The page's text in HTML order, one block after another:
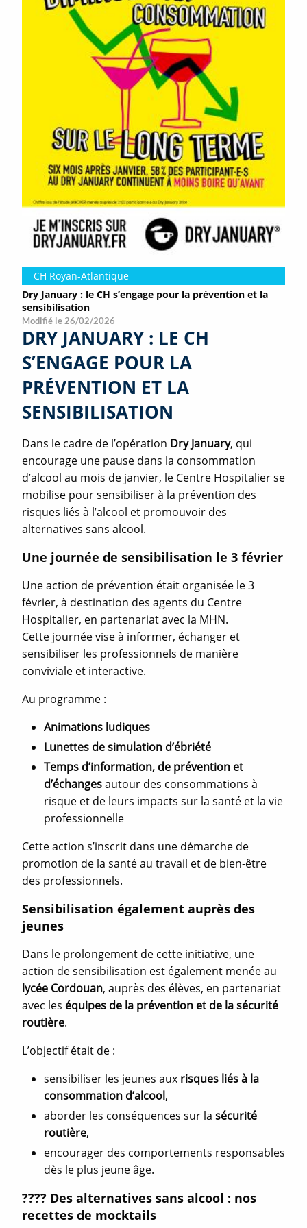
CH Royan-Atlantique
Dry January : le CH s’engage pour la prévention et la
sensibilisation
Modifié le 26/02/2026
DRY JANUARY : LE CH
S’ENGAGE POUR LA
PRÉVENTION ET LA
SENSIBILISATION
Dans le cadre de l’opération Dry January, qui
encourage une pause dans la consommation
d’alcool au mois de janvier, le Centre Hospitalier se
mobilise pour sensibiliser à la prévention des
risques liés à l’alcool et promouvoir des
alternatives sans alcool.
Une journée de sensibilisation le 3 février
Une action de prévention était organisée le 3
février, à destination des agents du Centre
Hospitalier, en partenariat avec la MHN.
Cette journée vise à informer, échanger et
sensibiliser les professionnels de manière
conviviale et interactive.
Au programme :
Animations ludiques
Lunettes de simulation d’ébriété
Temps d’information, de prévention et
d’échangesautour des consommations à
risque et de leurs impacts sur la santé et la vie
professionnelle
Cette action s’inscrit dans une démarche de
promotion de la santé au travail et de bien-être
des professionnels.
Sensibilisation également auprès des
jeunes
Dans le prolongement de cette initiative, une
action de sensibilisation est également menée au
lycée Cordouan, auprès des élèves, en partenariat
avec les équipes de la prévention et de la sécurité
routière.
L’objectif était de :
sensibiliser les jeunes aux risques liés à la
consommation d’alcool,
aborder les conséquences sur la sécurité
routière,
encourager des comportements responsables
dès le plus jeune âge.
???? Des alternatives sans alcool : nos
recettes de mocktails